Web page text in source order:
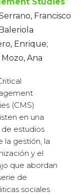
Francisco
Enrique;
Ana
(CMS)
en una
de estudios
la gestión, la
y el
que abordan
de
sociales